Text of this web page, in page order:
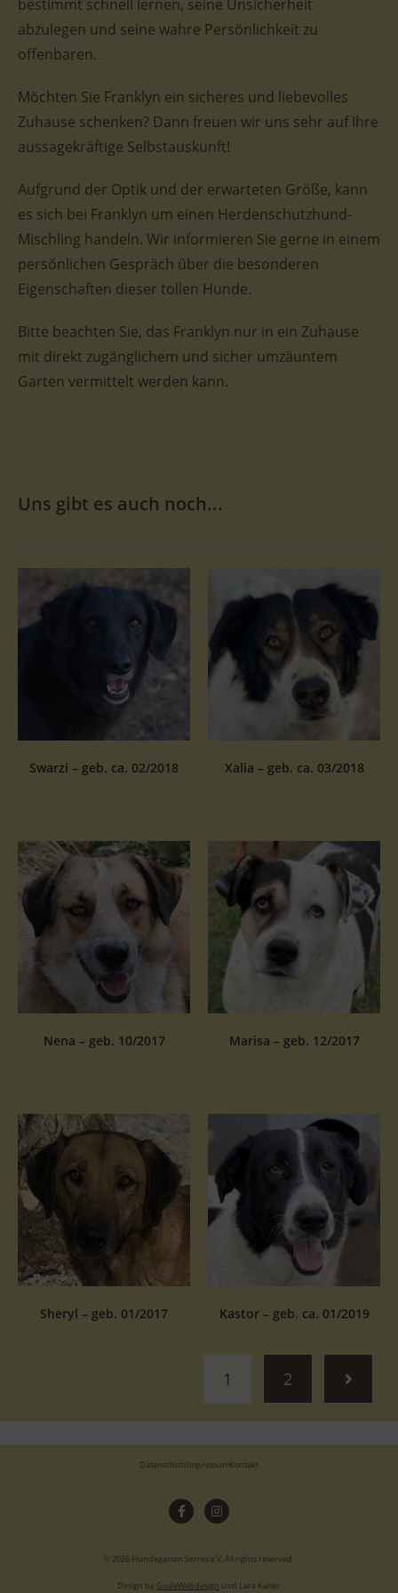
bestimmt schnell lernen, seine Unsicherheit
abzulegen und seine wahre Persönlichkeit zu
offenbaren.
Möchten Sie Franklyn ein sicheres und liebevolles
Zuhause schenken? Dann freuen wir uns sehr auf Ihre
aussagekräftige Selbstauskunft!
Aufgrund der Optik und der erwarteten Größe, kann
es sich bei Franklyn um einen Herdenschutzhund-
Mischling handeln. Wir informieren Sie gerne in einem
persönlichen Gespräch über die besonderen
Eigenschaften dieser tollen Hunde.
Bitte beachten Sie, das Franklyn nur in ein Zuhause
mit direkt zugänglichem und sicher umzäuntem
Garten vermittelt werden kann.
Uns gibt es auch noch...
Swarzi – geb. ca. 02/2018 Xalia – geb. ca. 03/2018
Nena – geb. 10/2017 Marisa – geb. 12/2017
Sheryl – geb. 01/2017 Kastor – geb. ca. 01/2019
1 2
© 2026 Hundegarten Serres e.V. All rights reserved.
Design by GudeWebdesign und Lara Kaiser
DatenschutzImpressumKontakt